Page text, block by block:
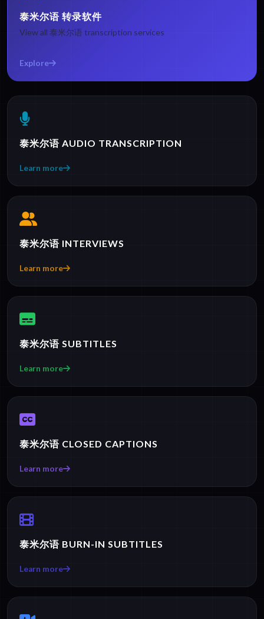
泰米尔语 转录软件
View all 泰米尔语 transcription services
Explore
泰米尔语 AUDIO TRANSCRIPTION
Learn more
泰米尔语 INTERVIEWS
Learn more
泰米尔语 SUBTITLES
Learn more
泰米尔语 CLOSED CAPTIONS
Learn more
泰米尔语 BURN-IN SUBTITLES
Learn more